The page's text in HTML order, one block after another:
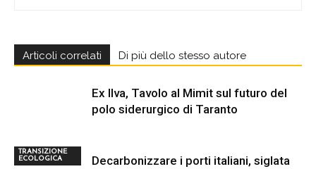
Articoli correlati Di più dello stesso autore
TRANSIZIONE
ECOLOGICA
Ex Ilva, Tavolo al Mimit sul futuro del
polo siderurgico di Taranto
Decarbonizzare i porti italiani, siglata